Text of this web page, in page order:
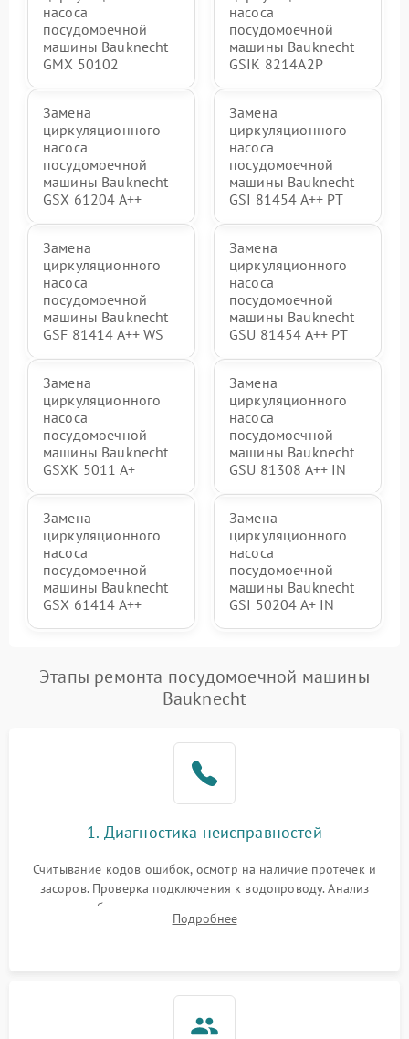
насоса
посудомоечной
машины Bauknecht
GMX 50102
насоса
посудомоечной
машины Bauknecht
GSIK 8214A2P
Замена
циркуляционного
насоса
посудомоечной
машины Bauknecht
GSX 61204 A++
Замена
циркуляционного
насоса
посудомоечной
машины Bauknecht
GSI 81454 A++ PT
Замена
циркуляционного
насоса
посудомоечной
машины Bauknecht
GSF 81414 A++ WS
Замена
циркуляционного
насоса
посудомоечной
машины Bauknecht
GSU 81454 A++ PT
Замена
циркуляционного
насоса
посудомоечной
машины Bauknecht
GSXK 5011 A+
Замена
циркуляционного
насоса
посудомоечной
машины Bauknecht
GSU 81308 A++ IN
Замена
циркуляционного
насоса
посудомоечной
машины Bauknecht
GSX 61414 A++
Замена
циркуляционного
насоса
посудомоечной
машины Bauknecht
GSI 50204 A+ IN
Этапы ремонта посудомоечной машины
Bauknecht
1. Диагностика неисправностей
Считывание кодов ошибок, осмотр на наличие протечек и
засоров. Проверка подключения к водопроводу. Анализ
жалоб на отсутствие слива, нагрева, вращения
разбрызгивателей или срабатывание системы защиты
Подробнее